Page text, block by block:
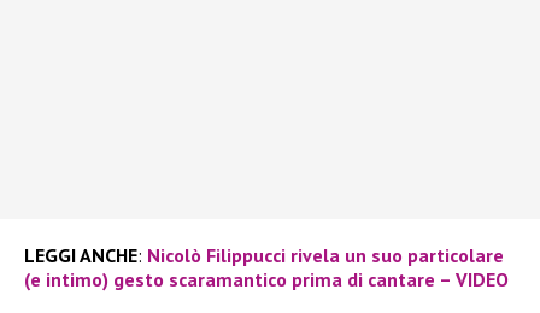
LEGGI ANCHE: Nicolò Filippucci rivela un suo particolare
(e intimo) gesto scaramantico prima di cantare – VIDEO